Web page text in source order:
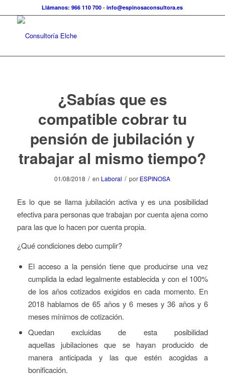
Llámanos: 966 110 700 -info@espinosaconsultora.es
¿Sabías que es
compatible cobrar tu
pensión de jubilación y
trabajar al mismo tiempo?
01/08/2018 / en Laboral / por ESPINOSA
Es lo que se llama jubilación activa y es una posibilidad
efectiva para personas que trabajan por cuenta ajena como
para las que lo hacen por cuenta propia.
¿Qué condiciones debo cumplir?
El acceso a la pensión tiene que producirse una vez
cumplida la edad legalmente establecida y con el 100%
de los años cotizados exigidos en cada momento. En
2018 hablamos de 65 años y 6 meses y 36 años y 6
meses mínimos de cotización.
Quedan excluidas de esta posibilidad
aquellas jubilaciones que se hayan producido de
manera anticipada y las que estén acogidas a
bonificación.